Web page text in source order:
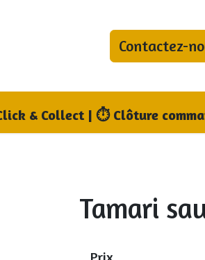
Qui sommes-nous ? Où
Contactez-
& Collect | ⏱ Clôture
Tamari